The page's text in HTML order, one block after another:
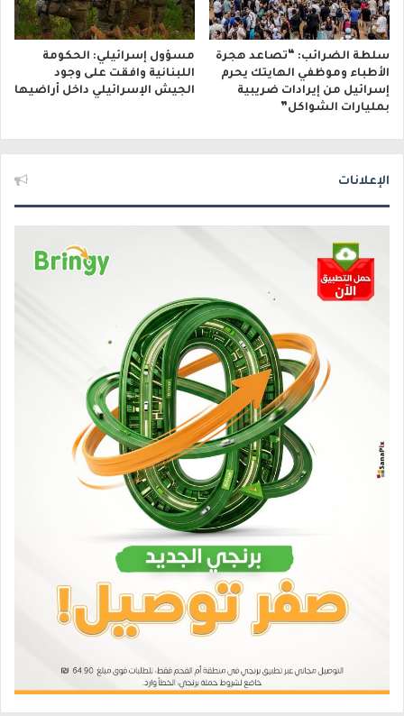
سلطة الضرائب: “تصاعد هجرة
الأطباء وموظفي الهايتك يحرم
إسرائيل من إيرادات ضريبية
بمليارات الشواكل”
مسؤول إسرائيلي: الحكومة
اللبنانية وافقت على وجود
الجيش الإسرائيلي داخل أراضيها
الإعلانات